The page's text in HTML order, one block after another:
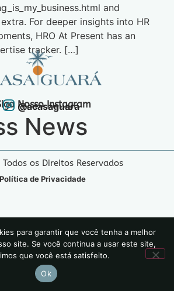
and
For deeper insights into HR
HRO At Present has an
tracker. […]
Nosso Instagram
@acasaguara
News
os Direitos Reservados
Política de Privacidade
para garantir que você tenha a melhor
site. Se você continua a usar este site,
que você está satisfeito.
Ok